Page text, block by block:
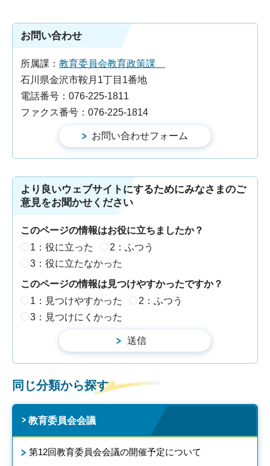
お問い合わせ
所属課： 教育委員会教育政策課
石川県金沢市鞍月1丁目1番地
電話番号：076-225-1811
ファクス番号：076-225-1814
より良いウェブサイトにするためにみなさまのご
意見をお聞かせください
このページの情報はお役に立ちましたか？
1：役に立った
2：ふつう
3：役に立たなかった
このページの情報は見つけやすかったですか？
1：見つけやすかった
2：ふつう
3：見つけにくかった
同じ分類から探す
教育委員会会議
第12回教育委員会会議の開催予定について